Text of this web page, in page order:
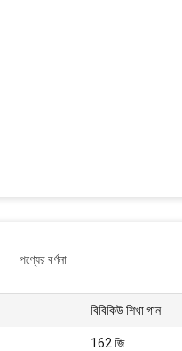
পণ্যের বর্ণনা
বিবিকিউ শিখা গান
162 জি